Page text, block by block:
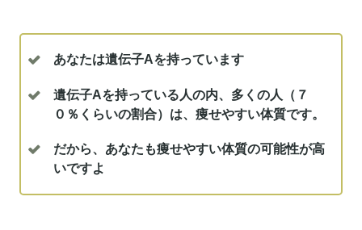
あなたは遺伝子Aを持っています
遺伝子Aを持っている人の内、多くの人（７
０％くらいの割合）は、痩せやすい体質です。
だから、あなたも痩せやすい体質の可能性が高
いですよ